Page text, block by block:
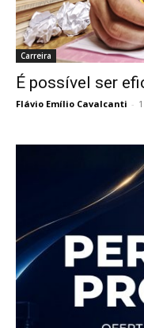
Carreira
É possível ser
Flávio Emílio Cavalcanti -